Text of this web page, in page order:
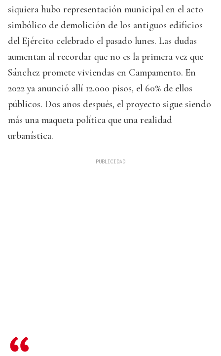
siquiera hubo representación municipal en el acto
simbólico de demolición de los antiguos edificios
del Ejército celebrado el pasado lunes. Las dudas
aumentan al recordar que no es la primera vez que
Sánchez promete viviendas en Campamento. En
2022 ya anunció allí 12.000 pisos, el 60% de ellos
públicos. Dos años después, el proyecto sigue siendo
más una maqueta política que una realidad
urbanística.